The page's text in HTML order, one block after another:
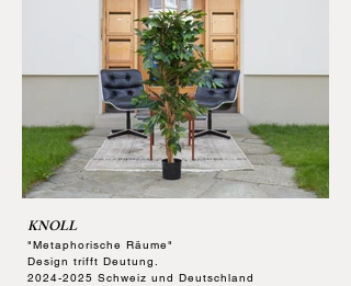
KNOLL
"Metaphorische Räume"
Design trifft Deutung.
2024-2025 Schweiz und Deutschland